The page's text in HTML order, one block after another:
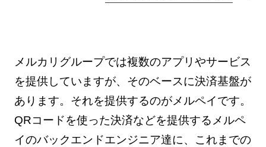
メルカリグループでは複数のアプリやサービス
を提供していますが、そのベースに決済基盤が
あります。それを提供するのがメルペイです。
QRコードを使った決済などを提供するメルペ
イのバックエンドエンジニア達に、これまでの